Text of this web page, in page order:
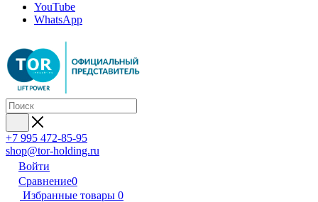
YouTube
WhatsApp
+7 995 472-85-95
shop@tor-holding.ru
Войти
Сравнение0
Избранные товары 0